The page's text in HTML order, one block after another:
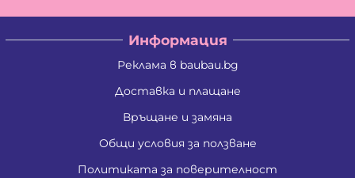
Информация
Реклама в baubau.bg
Доставка и плащане
Връщане и замяна
Общи условия за ползване
Политиката за поверителност